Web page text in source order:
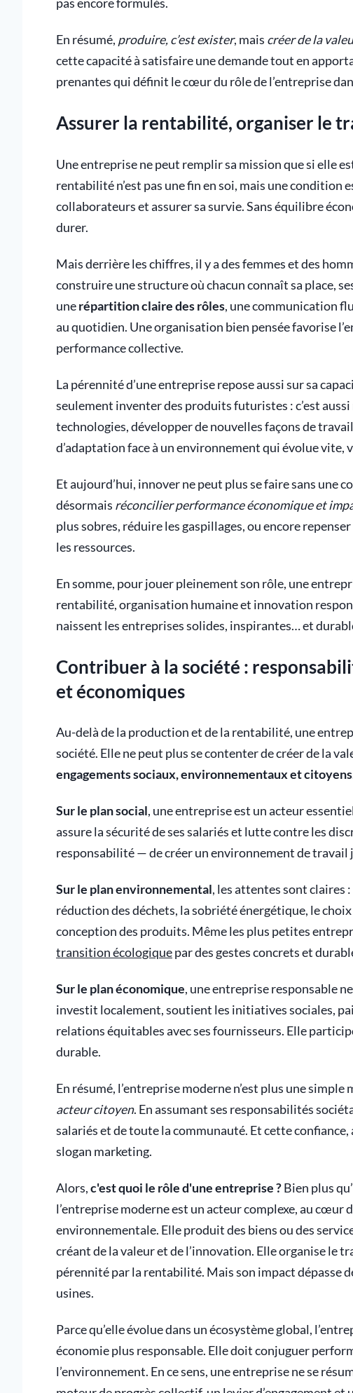
pas encore formulés.
En résumé, produire, c’est exister, mais créer de la
cette capacité à satisfaire une demande tout en
prenantes qui définit le cœur du rôle de l’entreprise
Assurer la rentabilité, organiser le
Une entreprise ne peut remplir sa mission que si elle
rentabilité n’est pas une fin en soi, mais une
collaborateurs et assurer sa survie. Sans équilibre
durer.
Mais derrière les chiffres, il y a des femmes et des
construire une structure où chacun connaît sa place,
unerépartition claire des rôles, une communication
au quotidien. Une organisation bien pensée favorise
performance collective.
La pérennité d’une entreprise repose aussi sur sa
seulement inventer des produits futuristes : c’est
technologies, développer de nouvelles façons de
d’adaptation face à un environnement qui évolue vite,
Et aujourd’hui, innover ne peut plus se faire sans une
désormais réconcilier performance économique et
plus sobres, réduire les gaspillages, ou encore
les ressources.
En somme, pour jouer pleinement son rôle, une
rentabilité, organisation humaine et innovation
naissent les entreprises solides, inspirantes… et
Contribuer à la société :
et économiques
Au-delà de la production et de la rentabilité, une
société. Elle ne peut plus se contenter de créer de la
engagements sociaux, environnementaux et citoyens
Sur le plan social, une entreprise est un acteur
assure la sécurité de ses salariés et lutte contre les
responsabilité — de créer un environnement de travail
Sur le plan environnemental, les attentes sont claires
réduction des déchets, la sobriété énergétique, le
conception des produits. Même les plus petites
transition écologiquepar des gestes concrets et
Sur le plan économique, une entreprise responsable
investit localement, soutient les initiatives sociales,
relations équitables avec ses fournisseurs. Elle
durable.
En résumé, l’entreprise moderne n’est plus une simple
acteur citoyen. En assumant ses responsabilités
salariés et de toute la communauté. Et cette
slogan marketing.
Alors,c'est quoi le rôle d'une entreprise ?Bien plus
l’entreprise moderne est un acteur complexe, au cœur
environnementale. Elle produit des biens ou des
créant de la valeur et de l’innovation. Elle organise le
pérennité par la rentabilité. Mais son impact dépasse
usines.
Parce qu’elle évolue dans un écosystème global,
économie plus responsable. Elle doit conjuguer
l’environnement. En ce sens, une entreprise ne se